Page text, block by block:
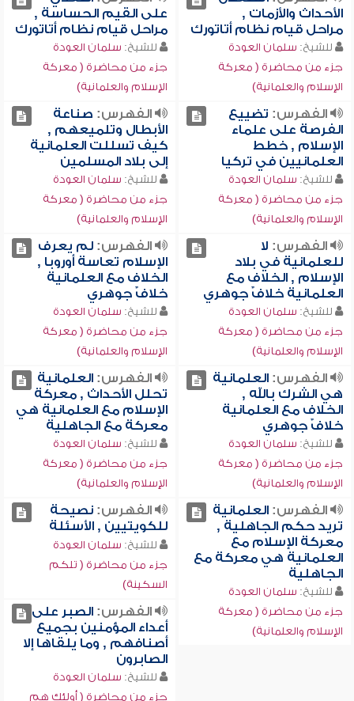
الأحداث والأزمات ,
مراحل قيام نظام أتاتورك
للشيخ: سلمان العودة
جزء من محاضرة ( معركة
الإسلام والعلمانية)
على القيم الحساسة ,
مراحل قيام نظام أتاتورك
للشيخ: سلمان العودة
جزء من محاضرة ( معركة
الإسلام والعلمانية)
الفهرس: تضييع
الفرصة على علماء
الإسلام , خطط
العلمانيين في تركيا
للشيخ: سلمان العودة
جزء من محاضرة ( معركة
الإسلام والعلمانية)
الفهرس: صناعة
الأبطال وتلميعهم ,
كيف تسللت العلمانية
إلى بلاد المسلمين
للشيخ: سلمان العودة
جزء من محاضرة ( معركة
الإسلام والعلمانية)
الفهرس: لا
للعلمانية في بلاد
الإسلام , الخلاف مع
العلمانية خلافٌ جوهري
للشيخ: سلمان العودة
جزء من محاضرة ( معركة
الإسلام والعلمانية)
الفهرس:لم يعرف
الإسلام تعاسة أوروبا ,
الخلاف مع العلمانية
خلافٌ جوهري
للشيخ: سلمان العودة
جزء من محاضرة ( معركة
الإسلام والعلمانية)
الفهرس:العلمانية
هي الشرك بالله ,
الخلاف مع العلمانية
خلافٌ جوهري
للشيخ: سلمان العودة
جزء من محاضرة ( معركة
الإسلام والعلمانية)
الفهرس:العلمانية
تحلل الأحداث , معركة
الإسلام مع العلمانية هي
معركة مع الجاهلية
للشيخ: سلمان العودة
جزء من محاضرة ( معركة
الإسلام والعلمانية)
الفهرس:العلمانية
تريد حكم الجاهلية ,
معركة الإسلام مع
العلمانية هي معركة مع
الجاهلية
للشيخ: سلمان العودة
جزء من محاضرة ( معركة
الإسلام والعلمانية)
الفهرس:نصيحة
للكويتيين , الأسئلة
للشيخ: سلمان العودة
جزء من محاضرة ( تلكم
السكينة)
الفهرس:الصبر على
أعداء المؤمنين بجميع
أصنافهم , وما يلقاها إلا
الصابرون
للشيخ: سلمان العودة
جزء من محاضرة ( أولئك هم